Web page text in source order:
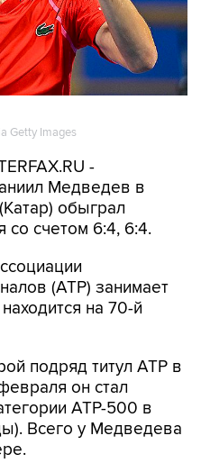
Getty Images
-
Медведев в
обыграл
счетом 6:4, 6:4.
(АТР) занимает
на 70-й
подряд титул АТР в
он стал
АТР-500 в
Всего у Медведева